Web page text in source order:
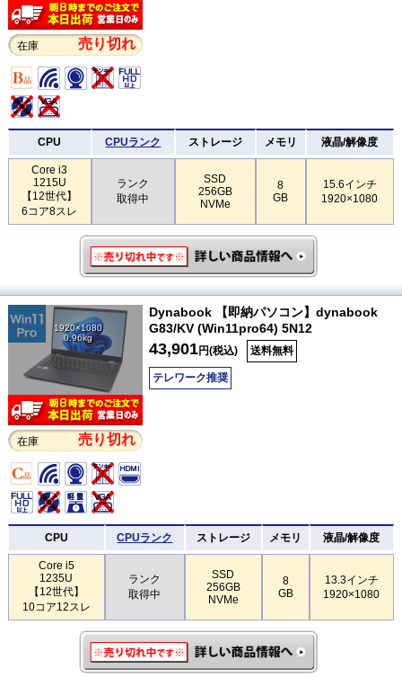
在庫 売り切れ
CPU CPUランク ストレージ メモリ 液晶/解像度
Core i3
1215U
【12世代】
6コア8スレ
ランク
取得中
SSD
256GB
NVMe
8
GB
15.6インチ
1920×1080
1920×1080
0.96kg
在庫 売り切れ
Dynabook 【即納パソコン】dynabook
G83/KV (Win11pro64) 5N12
43,901円(税込) 送料無料
テレワーク推奨
CPU CPUランク ストレージ メモリ 液晶/解像度
Core i5
1235U
【12世代】
10コア12スレ
ランク
取得中
SSD
256GB
NVMe
8
GB
13.3インチ
1920×1080